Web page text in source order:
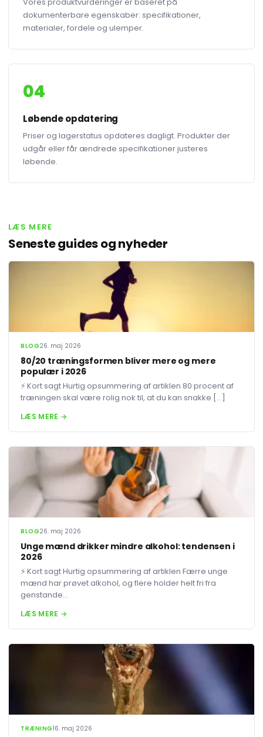
dokumenterbare egenskaber: specifikationer,
materialer, fordele og ulemper.
04
Løbende opdatering
Priser og lagerstatus opdateres dagligt. Produkter der
udgår eller får ændrede specifikationer justeres
løbende.
LÆS MERE
Seneste guides og nyheder
BLOG26. maj 2026
80/20 træningsformen bliver mere og mere
populær i 2026
⚡ Kort sagt Hurtig opsummering af artiklen 80 procent af
træningen skal være rolig nok til, at du kan snakke […]
LÆS MERE →
BLOG26. maj 2026
Unge mænd drikker mindre alkohol: tendensen i
2026
⚡ Kort sagt Hurtig opsummering af artiklen Færre unge
mænd har prøvet alkohol, og flere holder helt fri fra
genstande...
LÆS MERE →
TRÆNING16. maj 2026